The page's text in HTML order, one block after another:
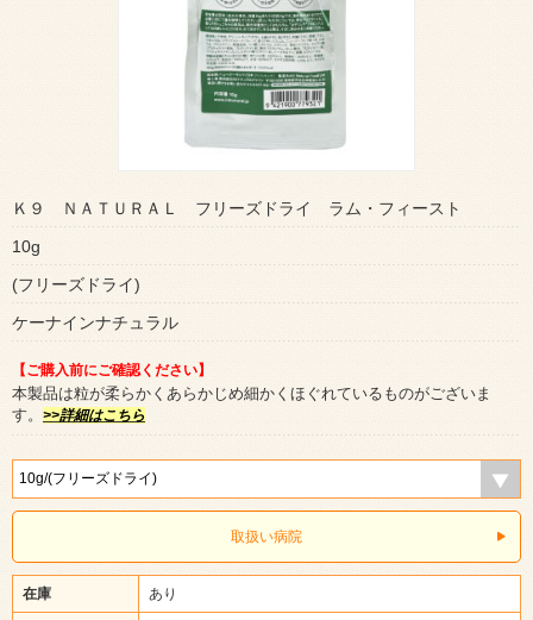
Ｋ９ ＮＡＴＵＲＡＬ フリーズドライ ラム・フィースト
10g
(フリーズドライ)
ケーナインナチュラル
【ご購入前にご確認ください】
本製品は粒が柔らかくあらかじめ細かくほぐれているものがございま
す。 >>詳細はこちら
取扱い病院
在庫 あり